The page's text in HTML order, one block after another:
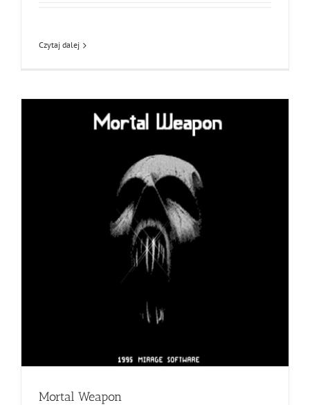
Czytaj dalej
Mortal Weapon